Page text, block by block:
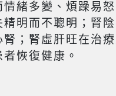
緒多變、煩躁易
明而不聰明；腎
；腎虛肝旺在治
恢復健康。